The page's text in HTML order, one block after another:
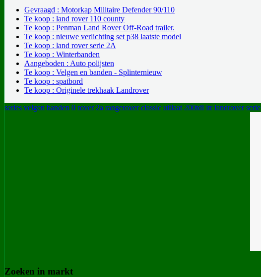
Gevraagd : Motorkap Militaire Defender 90/110
Te koop : land rover 110 county
Te koop : Penman Land Rover Off-Road trailer.
Te koop : nieuwe verlichting set p38 laatste model
Te koop : land rover serie 2A
Te koop : Winterbanden
Aangeboden : Auto polijsten
Te koop : Velgen en banden - Splinternieuw
Te koop : spatbord
Te koop : Originele trekhaak Landrover
series velgen banden 0 rover 2a rangerover classic uitlaat 200tdi ltr landrover serie
Zoeken in markt